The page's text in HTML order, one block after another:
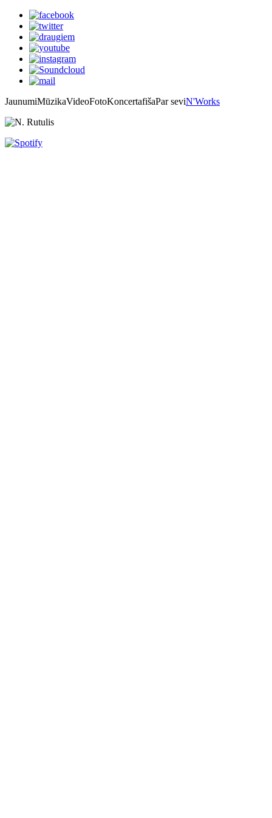
JaunumiMūzikaVideoFotoKoncertafišaPar seviN'Works